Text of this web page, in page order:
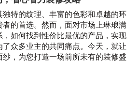
特的纹理、丰富的色彩和卓越的环
的首选。然而，面对市场上琳琅满
如何找到性价比最优的产品，实现
众多业主的共同痛点。今天，就让
，为您打造一场前所未有的装修盛